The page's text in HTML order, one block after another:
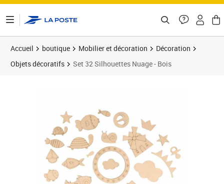
Accueil boutique Mobilier et décoration
Décoration
Objets décoratifs
Set 32 Silhouettes Nuage - Bois